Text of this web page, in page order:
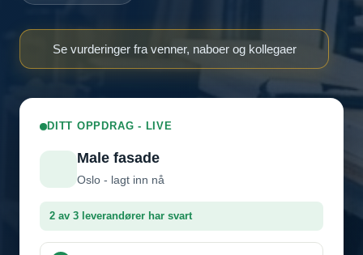
Se vurderinger fra venner, naboer og kollegaer
DITT OPPDRAG - LIVE
Male fasade
Oslo - lagt inn nå
2 av 3 leverandører har svart